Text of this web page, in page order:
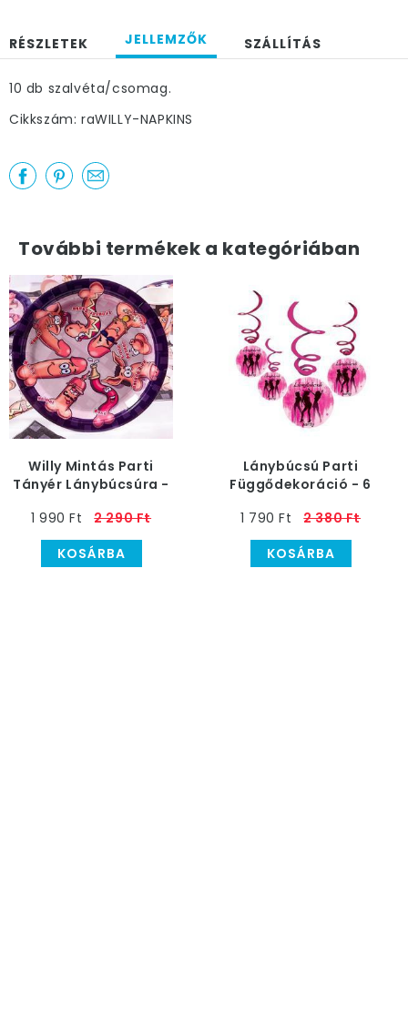
RÉSZLETEK JELLEMZŐK SZÁLLÍTÁS
10 db szalvéta/csomag.
Cikkszám: raWILLY-NAPKINS
További termékek a kategóriában
Willy Mintás Parti
Tányér Lánybúcsúra -
1 990 Ft
2 290 Ft
KOSÁRBA
Lánybúcsú Parti
Függődekoráció - 6
1 790 Ft
2 380 Ft
KOSÁRBA